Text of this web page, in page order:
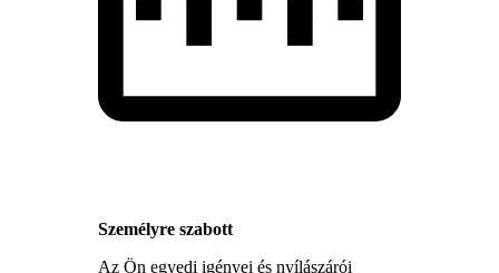
Személyre szabott
Az Ön egyedi igényei és nyílászárói